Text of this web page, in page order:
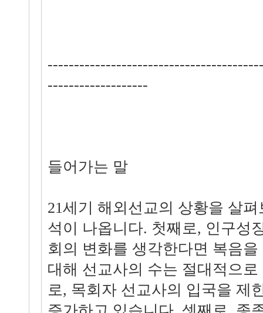
-------------------
들어가는 말
21세기 해외선교의 상황을 살
석이 나옵니다. 첫째로, 인구성
회의 변화를 생각한다면 복음
대해 선교사의 수는 절대적으
로, 목회자 선교사의 입국을 제